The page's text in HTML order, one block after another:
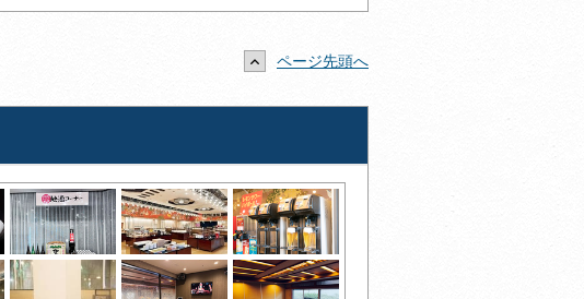
ページ先頭へ